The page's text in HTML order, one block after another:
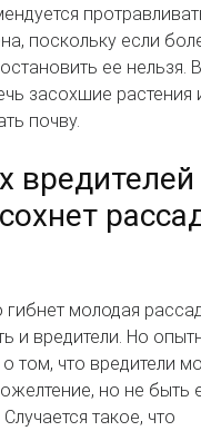
поскольку если
ее нельзя.
засохшие растения
почву.
вредителей
гибнет молодая
и вредители. Но
том, что вредители
но не быть
такое, что